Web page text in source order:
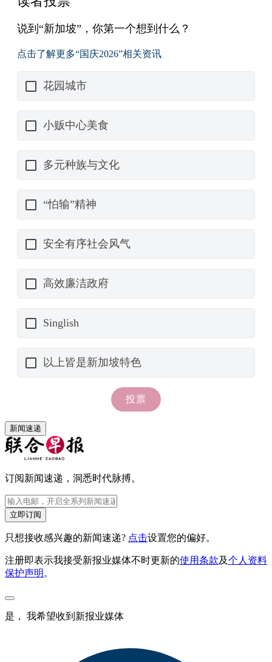
新闻速递
订阅新闻速递，洞悉时代脉搏。
立即订阅
只想接收感兴趣的新闻速递? 点击设置您的偏好。
注册即表示我接受新报业媒体不时更新的使用条款及个人资料
保护声明 。
是， 我希望收到新报业媒体